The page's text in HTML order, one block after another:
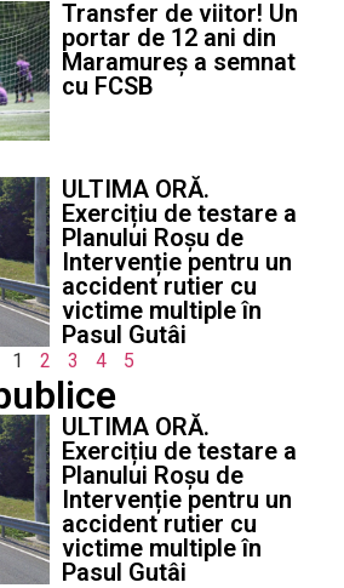
Transfer de viitor! Un
portar de 12 ani din
Maramureș a semnat
cu FCSB
ULTIMA ORĂ.
Exercițiu de testare a
Planului Roșu de
Intervenție pentru un
accident rutier cu
victime multiple în
Pasul Gutâi
1 2 3 4 5
ULTIMA ORĂ.
Exercițiu de testare a
Planului Roșu de
Intervenție pentru un
accident rutier cu
victime multiple în
Pasul Gutâi